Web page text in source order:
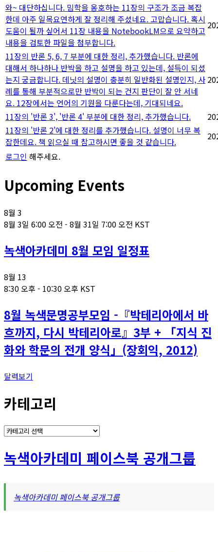
와~ 대단하십니다. 밈학을 옹호하는 11장의 구조가 조금 복잡
한데 아주 일목요연하게 잘 정리해 주셨네요. 고맙습니다. 혹시
도움이 될까 싶어서 11장 내용을 NotebookLM으로 요약하고
내용을 검토한 파일을 첨부합니다.
11장의 반론 5, 6, 7 부분에 대한 정리, 추가했습니다. 반론에
대해서 하나하나 반박을 하고 설명을 하고 있는데, 설득이 되셨
는지 궁금합니다. 데닛의 설명이 충분히 일반화된 설명인지, 사
례를 통해 부분적으로만 반박이 되는 건지 판단이 잘 안 서네
요. 12장에서는 언어의 기원을 다룬다는데, 기대되네요.
11장의 '반론 3', '반론 4' 부분에 대한 정리, 추가했습니다.
11장의 '반론 2'에 대한 정리를 추가했습니다. 설명이 너무 복
잡한데요. 책 읽으실 때 참고하시면 좋을 것 같습니다.
로그인 해주세요.
Upcoming Events
8월 3
8월 3일 6:00 오전 - 8월 31일 7:00 오전 KST
녹색아카데미 8월 모임 일정표
8월 13
8:30 오후 - 10:30 오후 KST
8월 녹색문명공부모임 -『박테리아에서 바
흐까지, 다시 박테리아로』3부 + 「지식 진
화와 학문의 전개 양식」(장회익, 2012)
달력보기
카테고리
카
고
리
녹색아카데미 페이스북 공개그룹
녹색아카데미 페이스북 공개그룹